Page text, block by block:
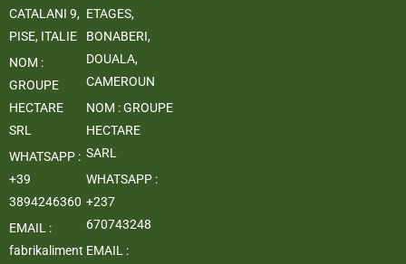
CATALANI 9,
PISE, ITALIE
NOM :
GROUPE
HECTARE
SRL
WHATSAPP :
+39
3894246360
EMAIL :
fabrikaliment
ETAGES,
BONABERI,
DOUALA,
CAMEROUN
NOM : GROUPE
HECTARE
SARL
WHATSAPP :
+237
670743248
EMAIL :